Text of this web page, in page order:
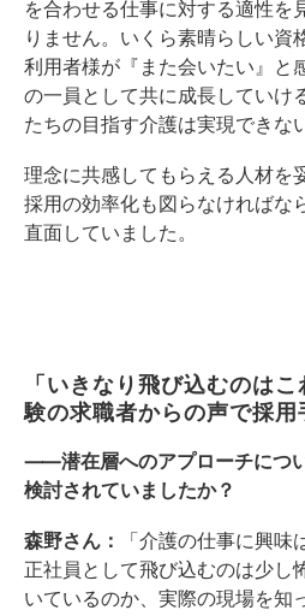
を合わせる仕事に対する適性を
りません。いくら素晴らしい資
利用者様が『また会いたい』と
の一員として共に成長していけ
たちの目指す介護は実現できな
理念に共感してもらえる人材を
採用の効率化も図らなければな
直面していました。
「いきなり飛び込むのは
験の求職者からの声で採
⸺潜在層へのアプローチにつ
検討されていましたか？
森野さん：
「介護の仕事に興味
正社員として飛び込むのは少し
いているのか、実際の現場を知